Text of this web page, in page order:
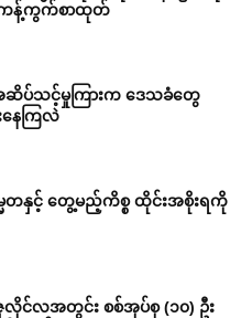
ကန့်ကွက်စာထုတ်
ဆိပ်သင့်မှုကြားက ဒေသခံတွေ
ေကြလဲ
တနှင့် တွေ့မည့်ကိစ္စ ထိုင်းအစိုးရကို
င်လအတွင်း စစ်အုပ်စု (၁၀) ဦး